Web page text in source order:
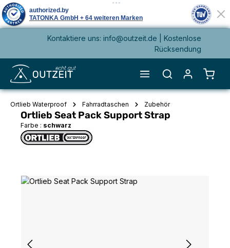
springenKontaktiere uns: info@outzeit.de | Kostenlose
Rücksendung
Ortlieb Waterproof Fahrradtaschen Zubehör
Ortlieb Seat Pack Support Strap
Farbe : schwarz
Bildergalerie überspringen